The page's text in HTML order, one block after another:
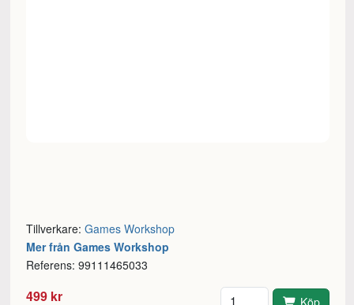
Tillverkare:Games Workshop
Mer från Games Workshop
Referens: 99111465033
499 kr Antal Köp